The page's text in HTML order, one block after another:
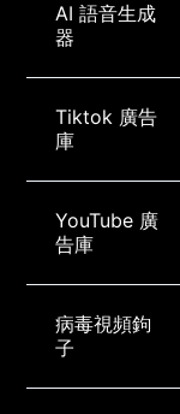
AI 語音生成
器
Tiktok 廣告
庫
YouTube 廣
告庫
病毒視頻鉤
子